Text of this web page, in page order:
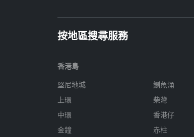
按地區搜尋服務
香港島
堅尼地城
上環
中環
金鐘
鰂魚涌
柴灣
香港仔
赤柱